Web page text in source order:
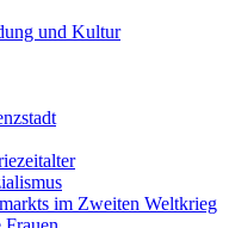
und Kultur
im Zweiten Weltkrieg